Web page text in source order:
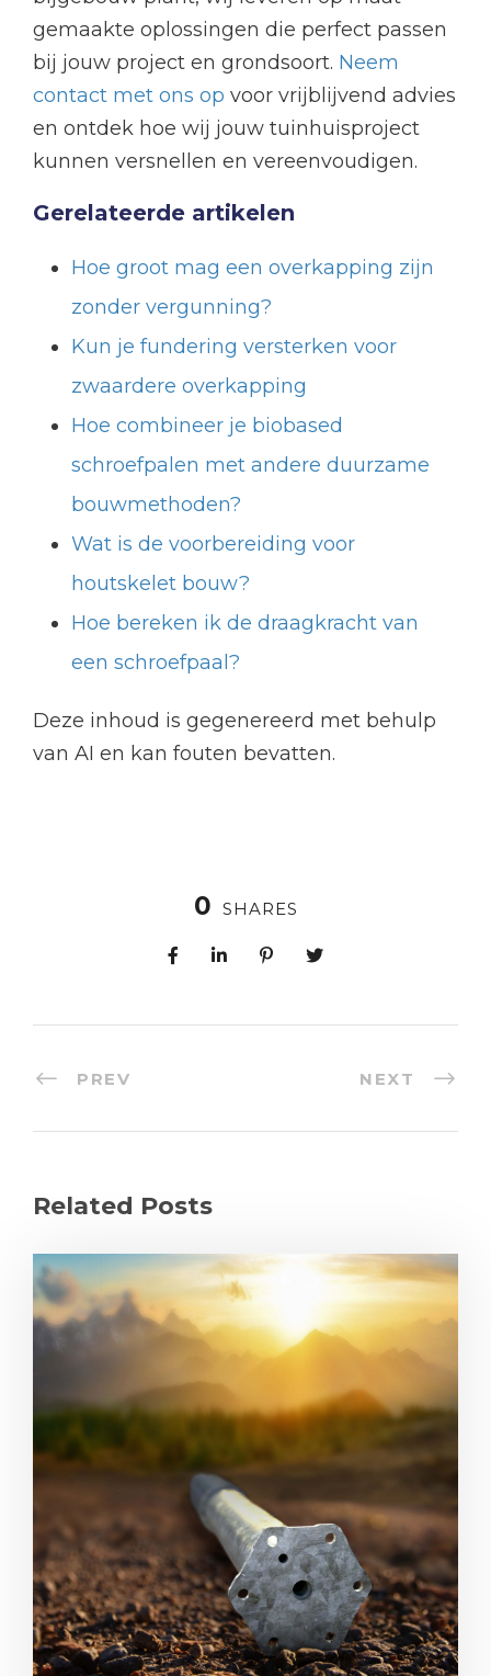
gemaakte oplossingen die perfect passen
bij jouw project en grondsoort. Neem
contact met ons op voor vrijblijvend advies
en ontdek hoe wij jouw tuinhuisproject
kunnen versnellen en vereenvoudigen.
Gerelateerde artikelen
Hoe groot mag een overkapping zijn
zonder vergunning?
Kun je fundering versterken voor
zwaardere overkapping
Hoe combineer je biobased
schroefpalen met andere duurzame
bouwmethoden?
Wat is de voorbereiding voor
houtskelet bouw?
Hoe bereken ik de draagkracht van
een schroefpaal?
Deze inhoud is gegenereerd met behulp
van AI en kan fouten bevatten.
0 SHARES
PREV NEXT
Related Posts